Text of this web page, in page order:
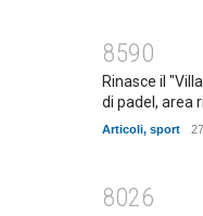
8590
Rinasce il
di padel, area
Articoli, sport
8026